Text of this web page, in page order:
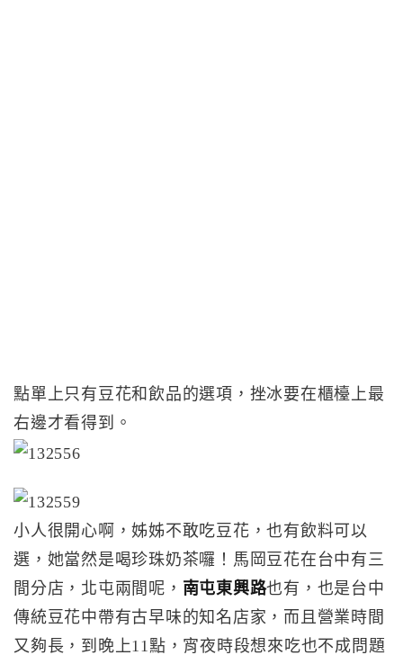
點單上只有豆花和飲品的選項，挫冰要在櫃檯上最
右邊才看得到。
小人很開心啊，姊姊不敢吃豆花，也有飲料可以
選，她當然是喝珍珠奶茶囉！馬岡豆花在台中有三
間分店，北屯兩間呢， 南屯東興路也有，也是台中
傳統豆花中帶有古早味的知名店家，而且營業時間
又夠長，到晚上11點，宵夜時段想來吃也不成問題